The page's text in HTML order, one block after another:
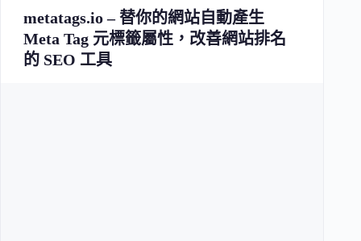
metatags.io – 替你的網站自動產生
Meta Tag 元標籤屬性，改善網站排名
的 SEO 工具